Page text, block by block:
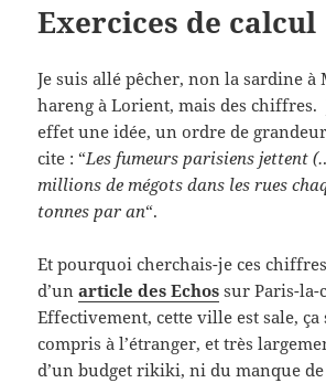
Exercices de calcul
Je suis allé pêcher, non la sardine à
hareng à Lorient, mais des chiffres.
effet une idée, un ordre de
cite : “Les fumeurs parisiens jettent
millions de mégots dans les rues
tonnes par an“.
Et pourquoi cherchais-je ces
d’unarticle des Echos sur Paris-la-
Effectivement, cette ville est sale, ça
compris à l’étranger, et très
d’un budget rikiki, ni du manque